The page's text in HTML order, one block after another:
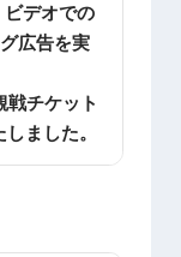
デオでの
広告を実
戦チケット
ました。